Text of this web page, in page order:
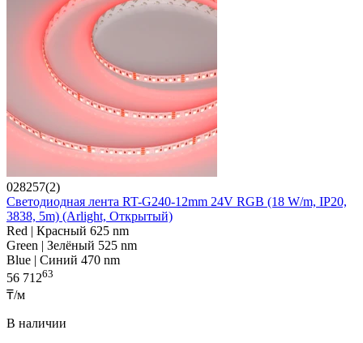
028257(2)
Светодиодная лента RT-G240-12mm 24V RGB (18 W/m, IP20,
3838, 5m) (Arlight, Открытый)
Red | Красный 625 nm
Green | Зелёный 525 nm
Blue | Синий 470 nm
56 71263
₸/м
В наличии